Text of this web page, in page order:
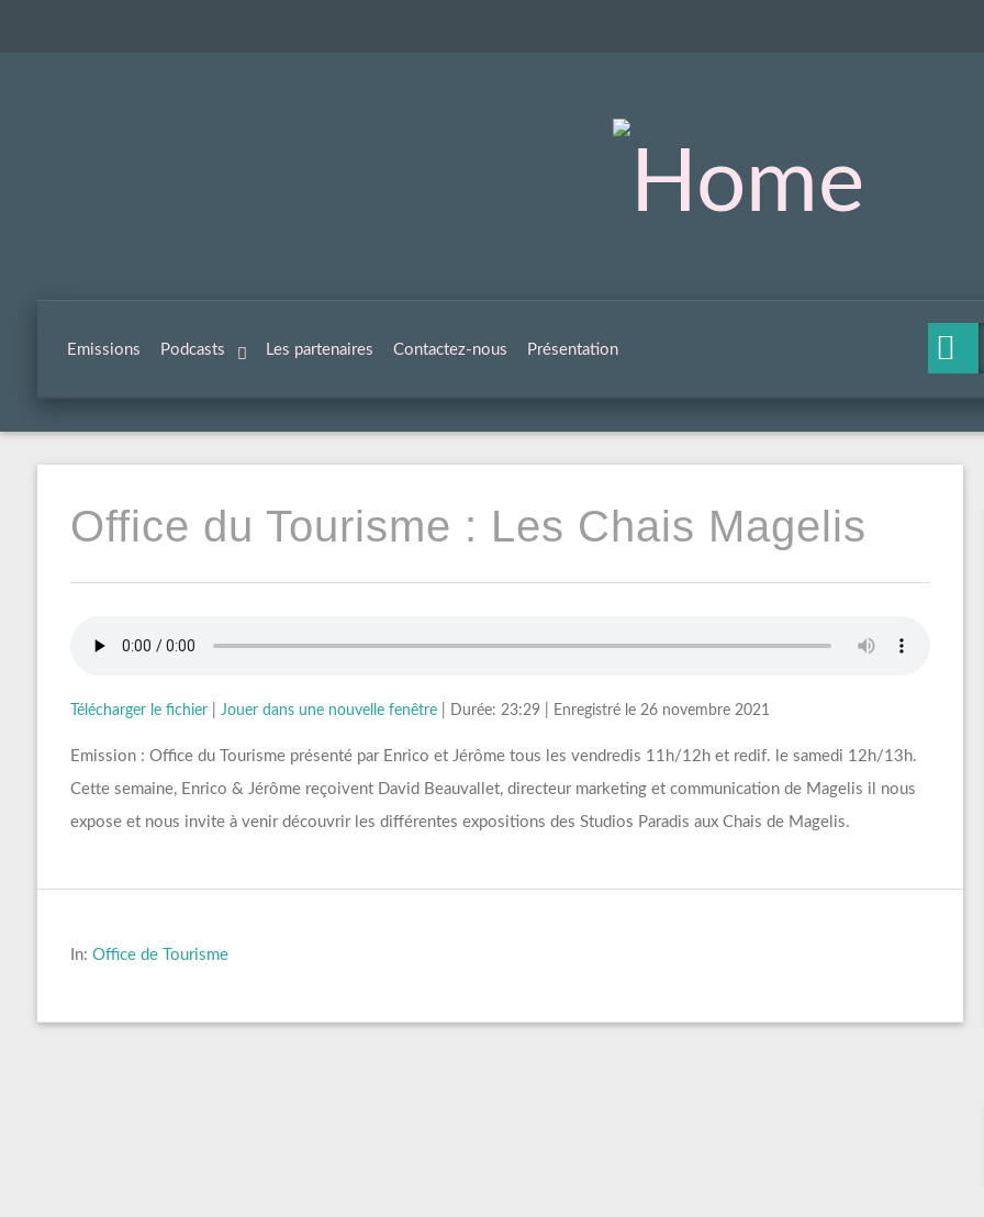
Emissions Podcasts Les partenaires Contactez-nous Présentation
Office du Tourisme : Les Chais Magelis
Télécharger le fichier| Jouer dans une nouvelle fenêtre| Durée: 23:29| Enregistré le 26 novembre 2021
Emission : Office du Tourisme présenté par Enrico et Jérôme tous les vendredis 11h/12h et redif. le samedi 12h/13h.
Cette semaine, Enrico & Jérôme reçoivent David Beauvallet, directeur marketing et communication de Magelis il nous
expose et nous invite à venir découvrir les différentes expositions des Studios Paradis aux Chais de Magelis.
In: Office de Tourisme